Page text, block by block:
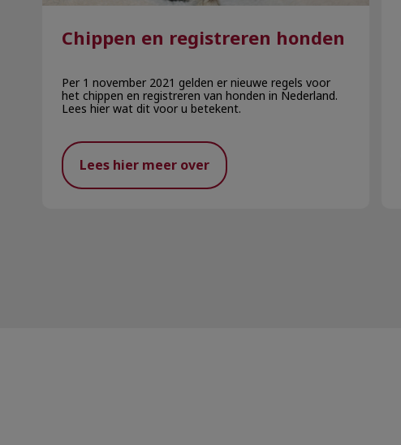
Chippen en registreren honden
Per 1 november 2021 gelden er nieuwe regels voor
het chippen en registreren van honden in Nederland.
Lees hier wat dit voor u betekent.
Lees hier meer over